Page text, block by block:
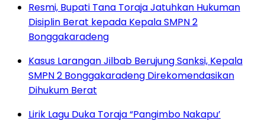
Resmi, Bupati Tana Toraja Jatuhkan Hukuman
Disiplin Berat kepada Kepala SMPN 2
Bonggakaradeng
Kasus Larangan Jilbab Berujung Sanksi, Kepala
SMPN 2 Bonggakaradeng Direkomendasikan
Dihukum Berat
Lirik Lagu Duka Toraja “Pangimbo Nakapu’